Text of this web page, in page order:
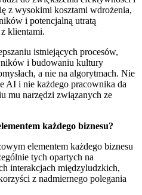
z wysokimi kosztami wdrożenia,
i potencjalną utratą
klientami.
istniejących procesów,
i budowaniu kultury
a nie na algorytmach. Nie
AI i nie każdego pracownika da
mu narzędzi związanych ze
każdego biznesu?
elementem każdego biznesu
tych opartych na
interakcjach międzyludzkich,
z nadmiernego polegania